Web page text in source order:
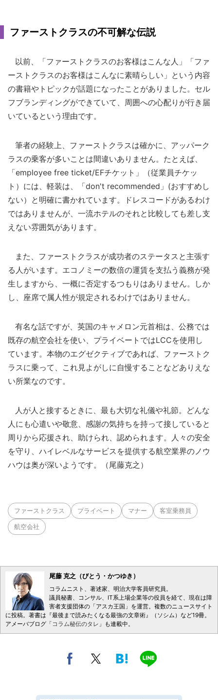
ファーストクラスの不可解な伝説
以前、「ファーストクラスのお客様はこんな人」「ファ
ーストクラスのお客様はこんなに素晴らしい」という内容
の書籍やトピックが話題になったことがありました。セル
フブランディングができていて、周囲への心配りが行き届
いているという理由です。
筆者の経験上、ファーストクラスは確かに、アッパーク
ラスの乗客が多いことは間違いありません。たとえば、
「employee free ticket/EFチケット」（従業員チケッ
ト）には、軽装は、「don't recommended」(おすすめし
ない）と明確に書かれています。ドレスコードがあるわけ
ではありませんが、一流ホテルのそれと比較しても差し支
えない雰囲気があります。
また、ファーストクラスが成功者のステータスと主張す
る人がいます。エコノミーの数倍の運賃を支払う義務が発
生しますから、一概に否定するつもりはありません。しか
し、座席で属人性が規定されるわけではありません。
有名な話ですが、英国のキャメロン元首相は、公務では
既存の航空会社を使い、プライベートではLCCを使用し
ています。本物のエグゼクティブであれば、ファーストク
ラスに乗って、これ見よがしに自慢することなどありえな
い所業なのです。
人が人と接するときに、最も大切な礼儀や礼節。どんな
人にも心遣いや敬意、感謝の気持ちを持って接していると
周りから応援され、助けられ、認められます。人々の安全
を守り、ハイレベルなサービスを提供する航空業界のノウ
ハウは奥が深いようです。（尾藤克之）
ファーストクラス プライベート マナー 客室乗務員
航空会社
尾藤 克之（びとう・かつゆき）
コラムニスト、著述家、明治大学客員研究員。
議員秘書、コンサル、IT系上場企業等の役員を経て、現在は障
害者支援団体の「アスカ王国」を運営。複数のニュースサイト
に投稿。著書は『最後まで読みたくなる最強の文章術』（ソシム）など19冊。
アメーバブログ「コラム秘伝のタレ 」も連載中。